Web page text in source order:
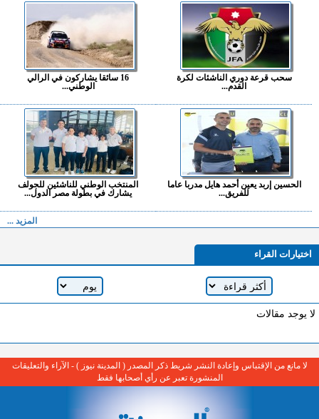
سحب قرعة دوري الناشئات لكرة
القدم...
16 سائقا يشاركون في الرالي
الوطني...
الحسين إربد يعين أحمد هايل مدربا عاما
للفريق...
المنتخب الوطني للناشئين للجولف
يشارك في بطولة مصر الدول...
المزيد ...
اختيارات القراء
لا يوجد مقالات
لا مانع من الإقتباس وإعادة النشر شريط ذكر المصدر ( المدينة نيوز ) - الآراء والتعليقات
المنشورة تعبر عن رأي أصحابها فقط